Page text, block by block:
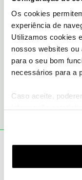
Os cookies
experiência de
Utilizamos cookies
nossos websites ou
para o seu bom
necessários para a
Caso aceite,
funcionalidades
funcionalidade) e
(cookies de
utilização dos
Diogo